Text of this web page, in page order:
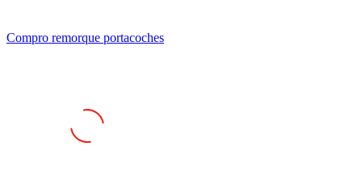
Compro remorque portacoches